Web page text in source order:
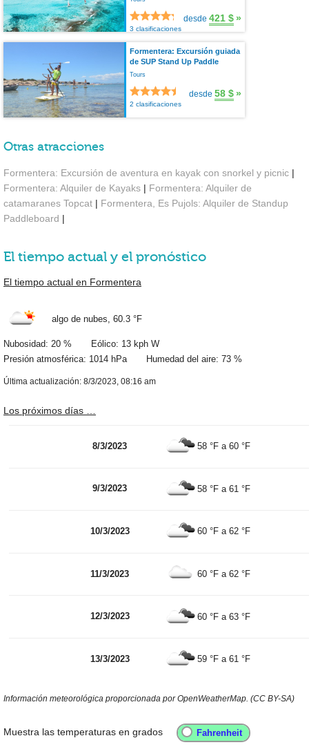
3 clasificaciones
desde 421 $»
Formentera: Excursión guiada
de SUP Stand Up Paddle
Tours
2 clasificaciones
desde 58 $»
Otras atracciones
Formentera: Excursión de aventura en kayak con snorkel y picnic |
Formentera: Alquiler de Kayaks | Formentera: Alquiler de
catamaranes Topcat | Formentera, Es Pujols: Alquiler de Standup
Paddleboard |
El tiempo actual y el pronóstico
El tiempo actual en Formentera
algo de nubes, 60.3 °F
Nubosidad: 20 % Eólico: 13 kph W
Presión atmosférica: 1014 hPa Humedad del aire: 73 %
Última actualización: 8/3/2023, 08:16 am
Los próximos días …
8/3/2023 58 °F a60 °F
9/3/2023 58 °F a61 °F
10/3/2023 60 °F a62 °F
11/3/2023 60 °F a62 °F
12/3/2023 60 °F a63 °F
13/3/2023 59 °F a61 °F
Información meteorológica proporcionada por OpenWeatherMap. (CC BY-SA)
Muestra las temperaturas en grados